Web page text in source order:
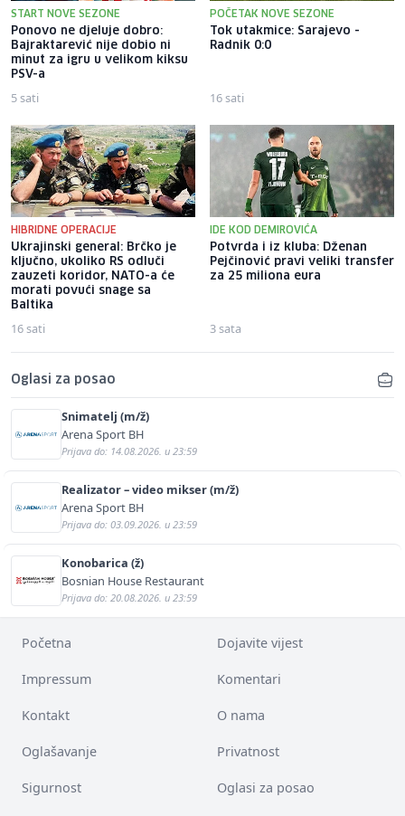
START NOVE SEZONE
Ponovo ne djeluje dobro:
Bajraktarević nije dobio ni
minut za igru u velikom kiksu
PSV-a
5 sati
POČETAK NOVE SEZONE
Tok utakmice: Sarajevo -
Radnik 0:0
16 sati
HIBRIDNE OPERACIJE
Ukrajinski general: Brčko je
ključno, ukoliko RS odluči
zauzeti koridor, NATO-a će
morati povući snage sa
Baltika
16 sati
IDE KOD DEMIROVIĆA
Potvrda i iz kluba: Dženan
Pejčinović pravi veliki transfer
za 25 miliona eura
3 sata
Oglasi za posao
Snimatelj (m/ž)
Arena Sport BH
Prijava do: 14.08.2026. u 23:59
Realizator – video mikser (m/ž)
Arena Sport BH
Prijava do: 03.09.2026. u 23:59
Konobarica (ž)
Bosnian House Restaurant
Prijava do: 20.08.2026. u 23:59
Početna Dojavite vijest
Impressum Komentari
Kontakt O nama
Oglašavanje Privatnost
Sigurnost Oglasi za posao